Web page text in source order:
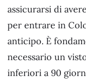
assicurarsi di
per entrare in
anticipo. È
necessario un
inferiori a 90